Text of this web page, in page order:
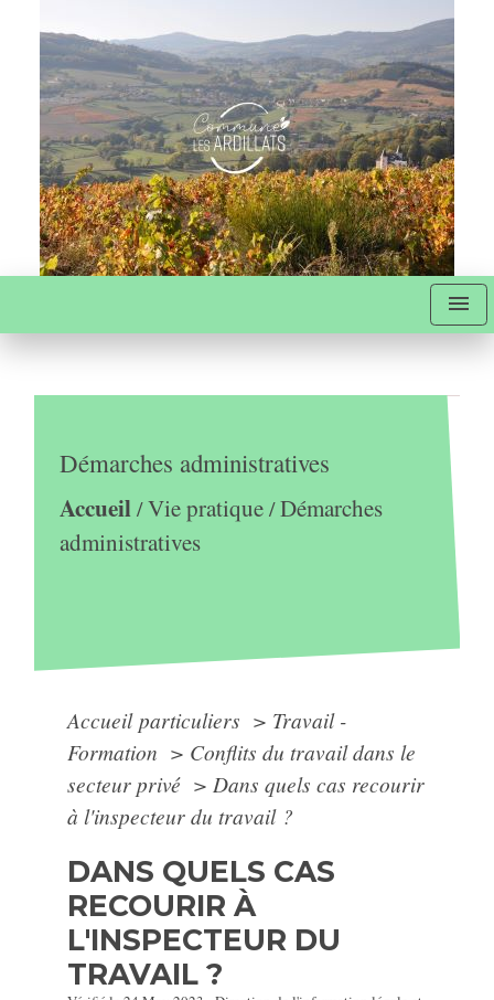
menu
Démarches administratives
Accueil/Vie pratique/Démarches
administratives
Accueil particuliers > Travail -
Formation > Conflits du travail dans le
secteur privé > Dans quels cas recourir
à l'inspecteur du travail ?
DANS QUELS CAS
RECOURIR À
L'INSPECTEUR DU
TRAVAIL ?